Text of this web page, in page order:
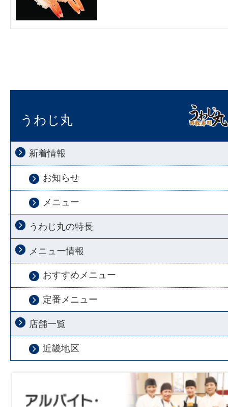
うわじ丸
新着情報
お知らせ
メニュー
うわじ丸の特長
メニュー情報
おすすめメニュー
定番メニュー
店舗一覧
近畿地区